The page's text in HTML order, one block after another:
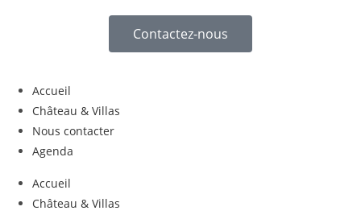
Contactez-nous
Accueil
Château & Villas
Nous contacter
Agenda
Accueil
Château & Villas